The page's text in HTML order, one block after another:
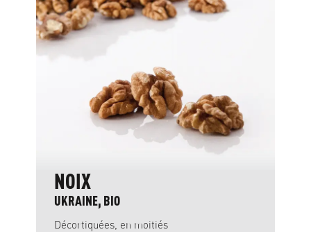
NOIX
UKRAINE, BIO
Décortiquées, en moitiés